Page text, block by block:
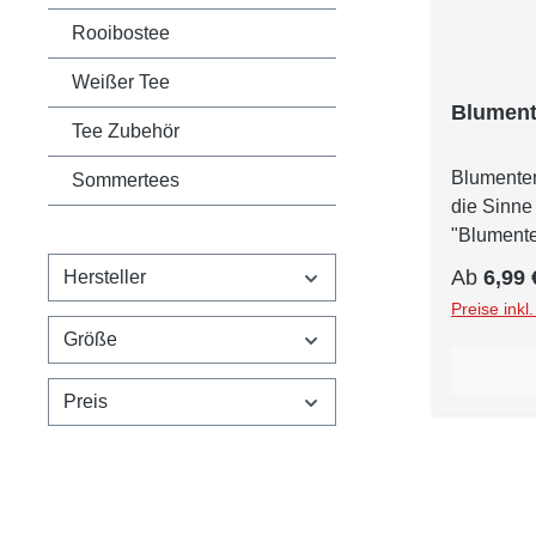
Rooibostee
Weißer Tee
Tee Zubehör
Sommertees
Hersteller
Größe
Preis
die Sinne
perfekte
warmen,
Dieser
Ab 6,99
Preise